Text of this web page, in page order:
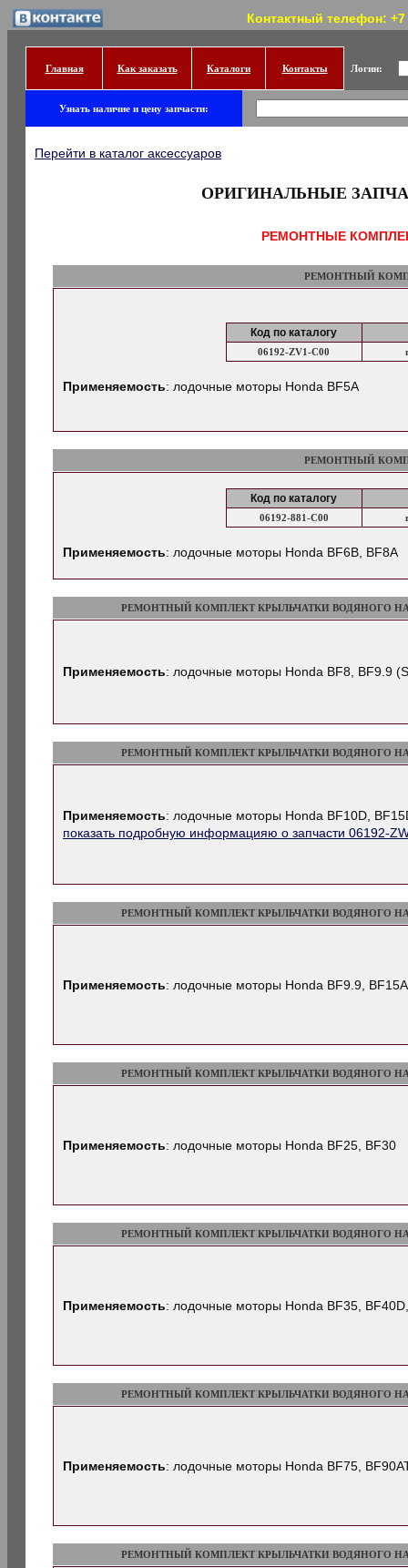
Контактный телефон:
Главная Как заказать Каталоги Контакты Логин:
Узнать наличие и цену запчасти:
Перейти в каталог аксессуаров
ОРИГИНАЛЬНЫЕ
РЕМОНТНЫЕ
РЕМОНТНЫЙ
Код по каталогу
06192-ZV1-C00
Применяемость: лодочные моторы Honda BF5A
РЕМОНТНЫЙ
Код по каталогу
06192-881-C00
Применяемость: лодочные моторы Honda BF6B, BF8A
РЕМОНТНЫЙ КОМПЛЕКТ КРЫЛЬЧАТКИ ВОДЯНОГО
Применяемость: лодочные моторы Honda BF8, BF9.9
РЕМОНТНЫЙ КОМПЛЕКТ КРЫЛЬЧАТКИ ВОДЯНОГО
Применяемость: лодочные моторы Honda BF10D,
показать подробную информацияю о запчасти 06192-
РЕМОНТНЫЙ КОМПЛЕКТ КРЫЛЬЧАТКИ ВОДЯНОГО
Применяемость: лодочные моторы Honda BF9.9,
РЕМОНТНЫЙ КОМПЛЕКТ КРЫЛЬЧАТКИ ВОДЯНОГО
Применяемость: лодочные моторы Honda BF25, BF30
РЕМОНТНЫЙ КОМПЛЕКТ КРЫЛЬЧАТКИ ВОДЯНОГО
Применяемость: лодочные моторы Honda BF35,
РЕМОНТНЫЙ КОМПЛЕКТ КРЫЛЬЧАТКИ ВОДЯНОГО
Применяемость: лодочные моторы Honda BF75,
РЕМОНТНЫЙ КОМПЛЕКТ КРЫЛЬЧАТКИ ВОДЯНОГО